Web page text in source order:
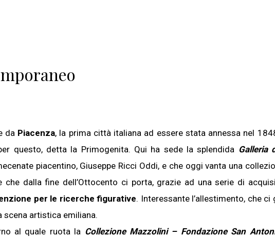
da Piacenza, la prima città italiana ad essere stata annessa nel
questo, detta la Primogenita. Qui ha sede la splendida Galleria
piacentino, Giuseppe Ricci Oddi, e che oggi vanta una
che dalla fine dell’Ottocento ci porta, grazie ad una serie di
per le ricerche figurative. Interessante l’allestimento, che ci
artistica emiliana.
al quale ruota la Collezione Mazzolini – Fondazione San